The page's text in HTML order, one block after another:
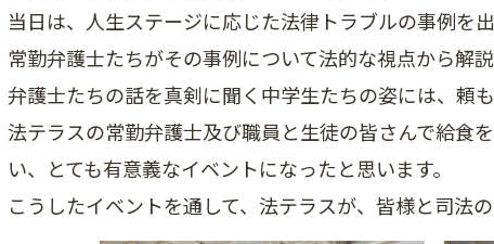
当日は、人生ステージに応じた法律トラブルの事例を
常勤弁護士たちがその事例について法的な視点から解説
弁護士たちの話を真剣に聞く中学生たちの姿には、頼
法テラスの常勤弁護士及び職員と生徒の皆さんで給食
い、とても有意義なイベントになったと思います。
こうしたイベントを通して、法テラスが、皆様と司法